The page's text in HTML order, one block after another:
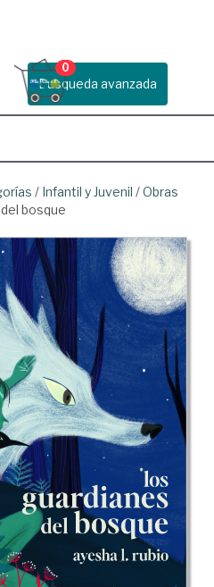
Busqueda avanzada
0
/ Infantil y Juvenil /Obras
bosque